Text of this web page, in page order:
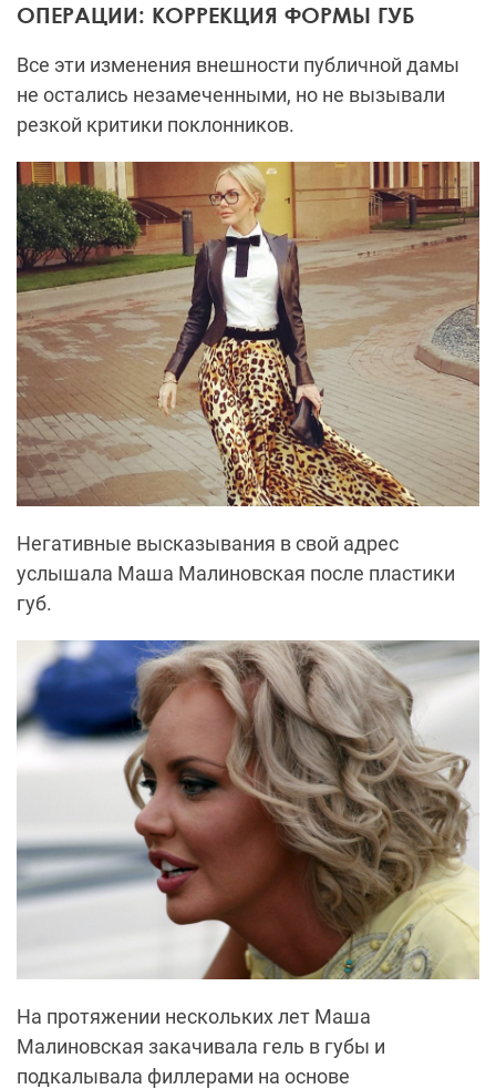
ОПЕРАЦИИ: КОРРЕКЦИЯ ФОРМЫ ГУБ
Все эти изменения внешности публичной дамы
не остались незамеченными, но не вызывали
резкой критики поклонников.
Негативные высказывания в свой адрес
услышала Маша Малиновская после пластики
губ.
На протяжении нескольких лет Маша
Малиновская закачивала гель в губы и
подкалывала филлерами на основе